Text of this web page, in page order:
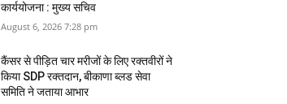
कार्ययोजना : मुख्य सचिव
August 6, 2026 7:28 pm
कैंसर से पीड़ित चार मरीजों के लिए रक्तवीरों ने
किया SDP रक्तदान, बीकाणा ब्लड सेवा
समिति ने जताया आभार